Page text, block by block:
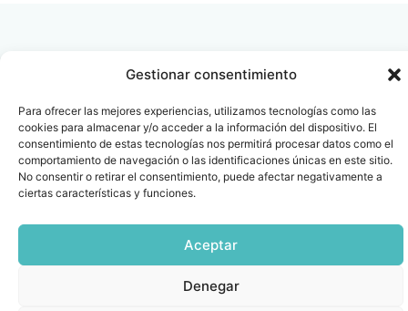
Gestionar consentimiento
Para ofrecer las mejores experiencias, utilizamos tecnologías como las
cookies para almacenar y/o acceder a la información del dispositivo. El
consentimiento de estas tecnologías nos permitirá procesar datos como el
comportamiento de navegación o las identificaciones únicas en este sitio.
No consentir o retirar el consentimiento, puede afectar negativamente a
ciertas características y funciones.
Aceptar
Denegar
Contacto
info@fenin.es
C/ Villanueva, 20 - 1-
28001
915 759 800
Oficina Barcelona
Travesera de Gracia, 56 -
1º, 3ª 08006
932 014 655
Copyright © 2025 FENIN |
privacidad
| | | |